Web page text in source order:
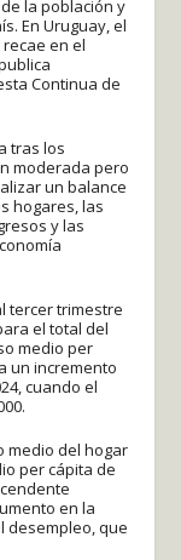
la población y
En Uruguay, el
en el
Continua de
tras los
moderada pero
un balance
hogares, las
y las
tercer trimestre
el total del
medio per
un incremento
cuando el
medio del hogar
per cápita de
en la
desempleo, que